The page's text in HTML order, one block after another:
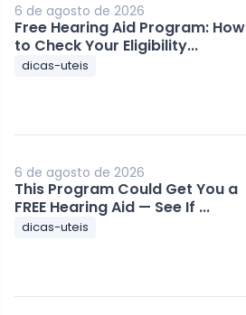
6 de agosto de 2026
Free Hearing Aid Program: How
to Check Your Eligibility...
dicas-uteis
6 de agosto de 2026
This Program Could Get You a
FREE Hearing Aid — See If ...
dicas-uteis